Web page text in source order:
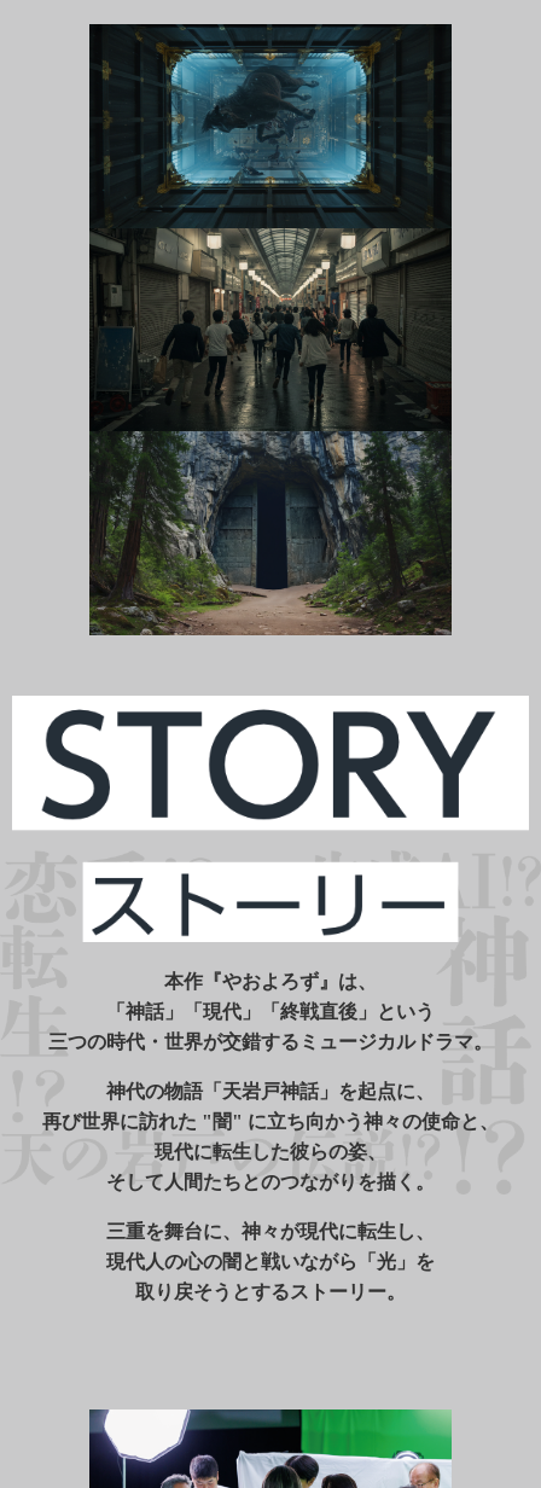
本作『やおよろず』は、
「神話」「現代」「終戦直後」という
三つの時代・世界が交錯するミュージカルドラマ。
神代の物語「天岩戸神話」を起点に、
再び世界に訪れた "闇" に立ち向かう神々の使命と、
現代に転生した彼らの姿、
そして人間たちとのつながりを描く。
三重を舞台に、神々が現代に転生し、
現代人の心の闇と戦いながら「光」を
取り戻そうとするストーリー。